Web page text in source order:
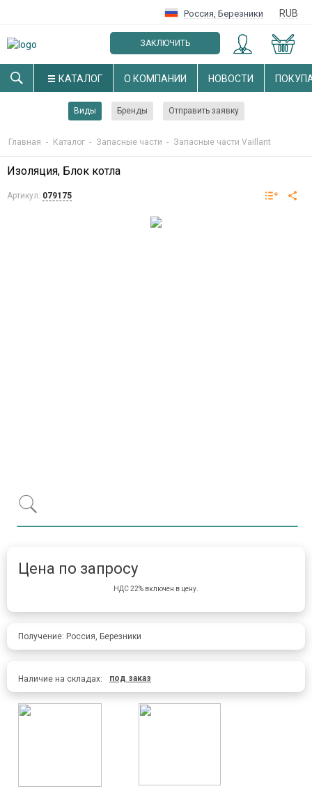
Россия, Березники RUB
ЗАКЛЮЧИТЬ
ОПТОВЫЙ ДОГОВОР
КАТАЛОГ О КОМПАНИИ НОВОСТИ
Виды Бренды Отправить заявку
Главная - Каталог - Запасные части - Запасные части Vaillant
Изоляция, Блок котла
Артикул: 079175
Цена по запросу
НДС 22% включен в цену.
Получение: Россия, Березники
Наличие на складах: под заказ